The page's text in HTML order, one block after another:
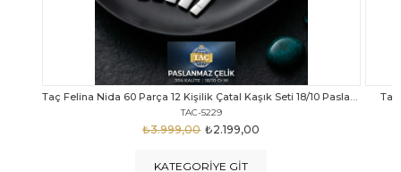
Taç Calista Tivoli 72 Parça 12 Kişilik Çatal Kaşık Bıçak Seti
TAC-5040
₺2.999,00
₺4.289,00
Taç
KATEGORIYE GIT